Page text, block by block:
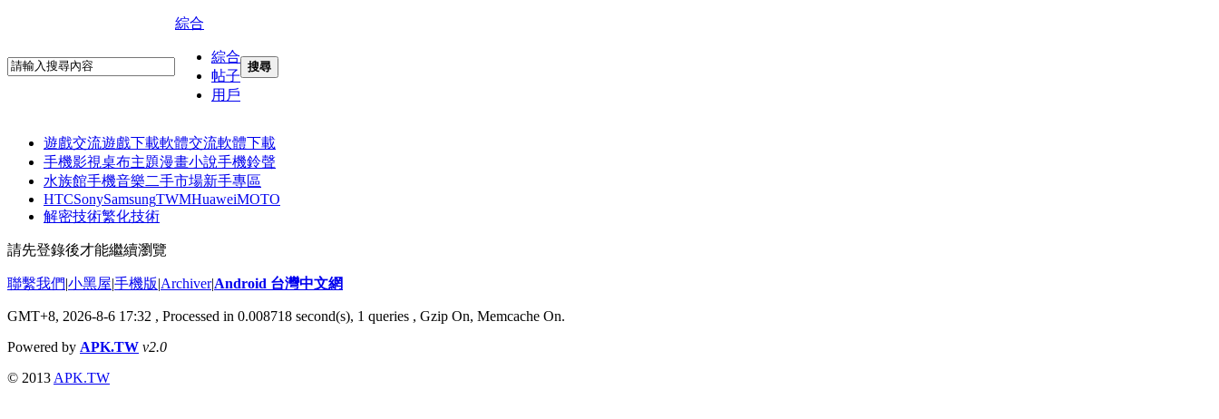
綜合
綜合
帖子
用戶
搜尋
遊戲交流遊戲下載軟體交流軟體下載
手機影視桌布主題漫畫小說手機鈴聲
水族館手機音樂二手市場新手專區
HTCSonySamsungTWMHuaweiMOTO
解密技術繁化技術
請先登錄後才能繼續瀏覽
聯繫我們|小黑屋|手機版|Archiver|Android 台灣中文網
GMT+8, 2026-8-6 17:32 , Processed in 0.008718 second(s), 1 queries , Gzip On, Memcache On.
Powered by APK.TW v2.0
© 2013 APK.TW